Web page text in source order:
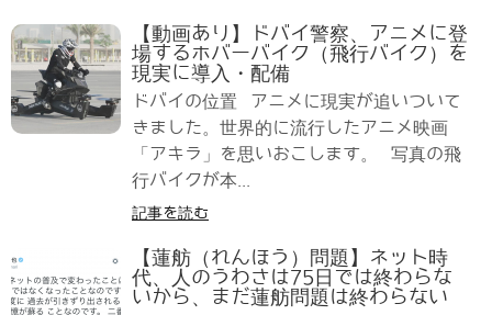
【動画あり】ドバイ警察、アニメに登
場するホバーバイク（飛行バイク）を
現実に導入・配備
ドバイの位置 アニメに現実が追いついて
きました。世界的に流行したアニメ映画
「アキラ」を思いおこします。 写真の飛
行バイクが本...
記事を読む
【蓮舫（れんほう）問題】ネット時
代、人のうわさは75日では終わらな
いから、まだ蓮舫問題は終わらない